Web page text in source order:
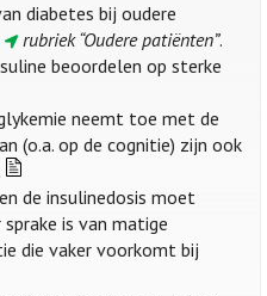
diabetes bij oudere
rubriek “Oudere patiënten”.
beoordelen op sterke
neemt toe met de
(o.a. op de cognitie) zijn ook
de insulinedosis moet
is van matige
die vaker voorkomt bij